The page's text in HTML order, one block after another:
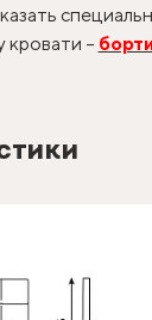
кровати –